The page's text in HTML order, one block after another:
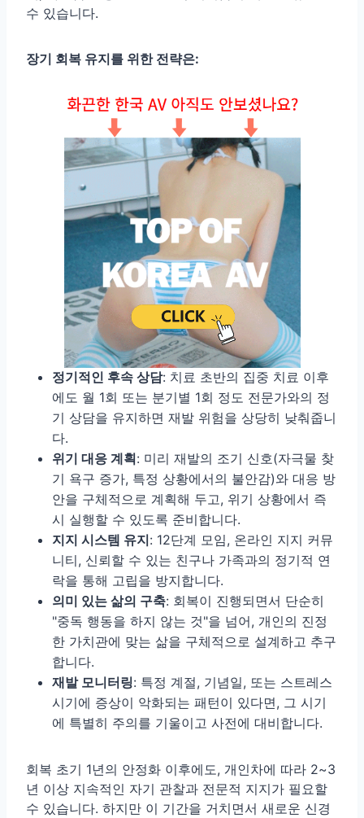
수 있습니다.
장기 회복 유지를 위한 전략은:
정기적인 후속 상담: 치료 초반의 집중 치료 이후
에도 월 1회 또는 분기별 1회 정도 전문가와의 정
기 상담을 유지하면 재발 위험을 상당히 낮춰줍니
다.
위기 대응 계획: 미리 재발의 조기 신호(자극물 찾
기 욕구 증가, 특정 상황에서의 불안감)와 대응 방
안을 구체적으로 계획해 두고, 위기 상황에서 즉
시 실행할 수 있도록 준비합니다.
지지 시스템 유지: 12단계 모임, 온라인 지지 커뮤
니티, 신뢰할 수 있는 친구나 가족과의 정기적 연
락을 통해 고립을 방지합니다.
의미 있는 삶의 구축: 회복이 진행되면서 단순히
"중독 행동을 하지 않는 것"을 넘어, 개인의 진정
한 가치관에 맞는 삶을 구체적으로 설계하고 추구
합니다.
재발 모니터링: 특정 계절, 기념일, 또는 스트레스
시기에 증상이 악화되는 패턴이 있다면, 그 시기
에 특별히 주의를 기울이고 사전에 대비합니다.
회복 초기 1년의 안정화 이후에도, 개인차에 따라 2~3
년 이상 지속적인 자기 관찰과 전문적 지지가 필요할
수 있습니다. 하지만 이 기간을 거치면서 새로운 신경